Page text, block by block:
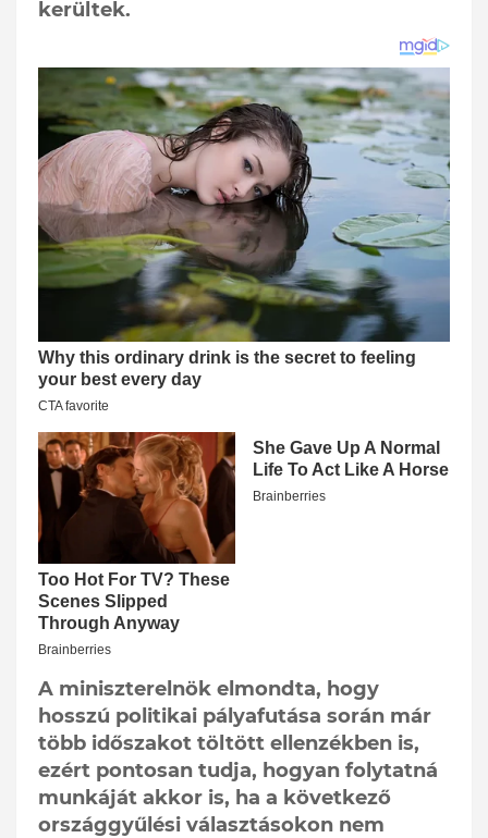
kerültek.
A miniszterelnök elmondta, hogy
hosszú politikai pályafutása során már
több időszakot töltött ellenzékben is,
ezért pontosan tudja, hogyan folytatná
munkáját akkor is, ha a következő
országgyűlési választásokon nem